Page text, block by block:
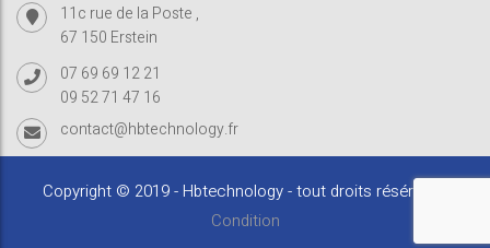
11c rue de la Poste ,
67 150 Erstein
07 69 69 12 21
09 52 71 47 16
contact@hbtechnology.fr
Copyright © 2019 - Hbtechnology - tout droits résérvés -
Condition